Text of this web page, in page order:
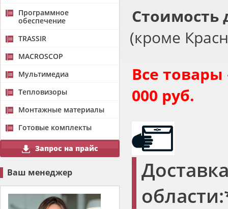
Программное
обеспечение
TRASSIR
MACROSCOP
Мультимедиа
Тепловизоры
Монтажные материалы
Готовые комплекты
Запрос на прайс
Ваш менеджер
Стоимость
(кроме
Все товары
000 руб.
области: